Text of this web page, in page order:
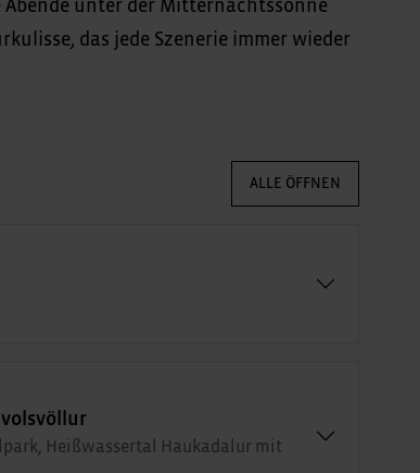
unter der Mitternachtssonne
das jede Szenerie immer wieder
ALLE ÖFFNEN
Heißwassertal Haukadalur mit